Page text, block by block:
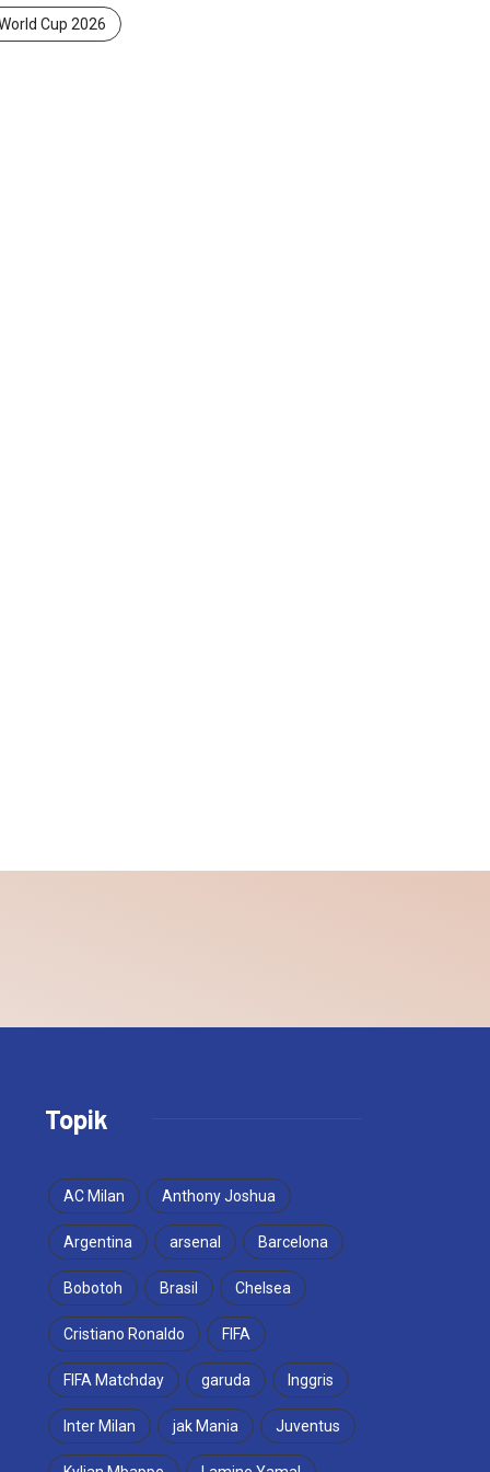
Cup 2026
Topik
AC Milan Anthony Joshua
Argentina arsenal Barcelona
Bobotoh Brasil Chelsea
Cristiano Ronaldo FIFA
FIFA Matchday garuda Inggris
Inter Milan jak Mania Juventus